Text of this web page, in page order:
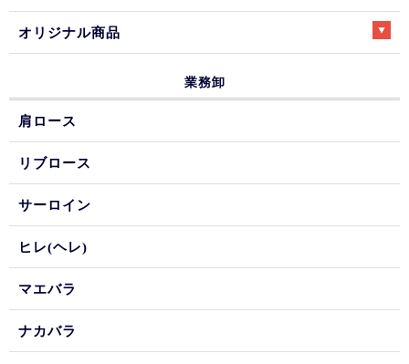
オリジナル商品
業務卸
肩ロース
リブロース
サーロイン
ヒレ(ヘレ)
マエバラ
ナカバラ